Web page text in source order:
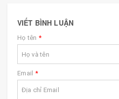
VIẾT BÌNH LUẬN
Họ tên *
Email *